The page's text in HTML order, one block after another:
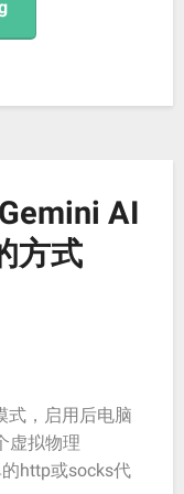
AI
方式
式，启用后电脑
虚拟物理
http或socks代